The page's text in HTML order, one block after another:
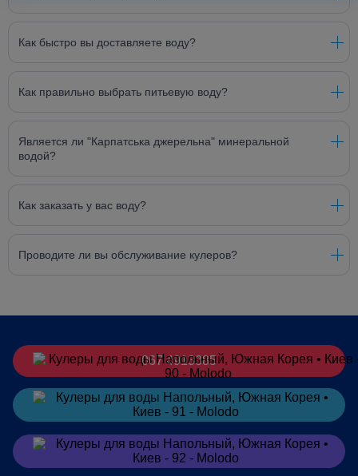
Как быстро вы доставляете воду?
Как правильно выбрать питьевую воду?
Является ли "Карпатська джерельна" минеральной
водой?
Как заказать у вас воду?
Проводите ли вы обслуживание кулеров?
067 4913385
Заказатьв Telegram
Заказатьв Viber